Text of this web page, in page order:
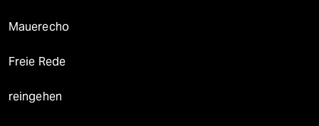
Mauerecho
Freie Rede
reingehen